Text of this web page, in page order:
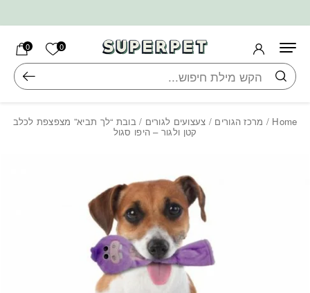
0 הרשימה
0
חיפוש
Home
/ מרכז הגורים / צעצועים לגורים / בובת “לך תביא” מצפצפת לכלב
קטן ולגור – היפו סגול